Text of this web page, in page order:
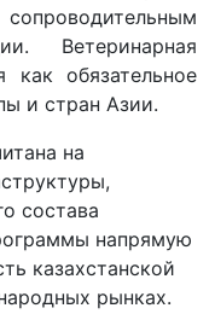
Ветеринарная
как обязательное
и стран Азии.
на
состава
напрямую
казахстанской
рынках.